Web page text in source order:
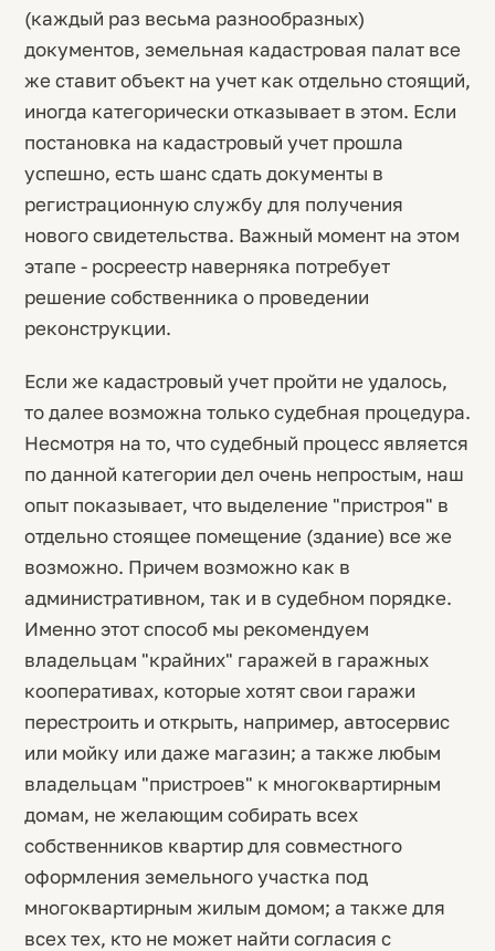
(каждый раз весьма разнообразных)
документов, земельная кадастровая палат все
же ставит объект на учет как отдельно стоящий,
иногда категорически отказывает в этом. Если
постановка на кадастровый учет прошла
успешно, есть шанс сдать документы в
регистрационную службу для получения
нового свидетельства. Важный момент на этом
этапе - росреестр наверняка потребует
решение собственника о проведении
реконструкции.
Если же кадастровый учет пройти не удалось,
то далее возможна только судебная процедура.
Несмотря на то, что судебный процесс является
по данной категории дел очень непростым, наш
опыт показывает, что выделение "пристроя" в
отдельно стоящее помещение (здание) все же
возможно. Причем возможно как в
административном, так и в судебном порядке.
Именно этот способ мы рекомендуем
владельцам "крайних" гаражей в гаражных
кооперативах, которые хотят свои гаражи
перестроить и открыть, например, автосервис
или мойку или даже магазин; а также любым
владельцам "пристроев" к многоквартирным
домам, не желающим собирать всех
собственников квартир для совместного
оформления земельного участка под
многоквартирным жилым домом; а также для
всех тех, кто не может найти согласия с